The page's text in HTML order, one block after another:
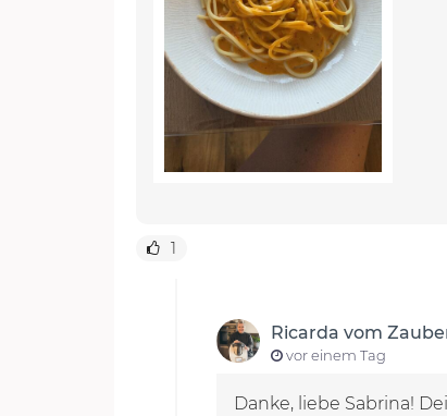
1
Ricarda vom
vor einem Tag
Danke, liebe Sabrina!